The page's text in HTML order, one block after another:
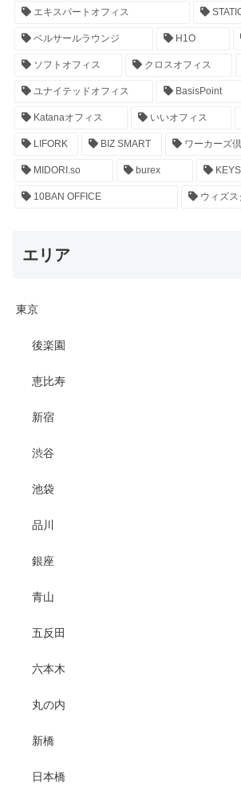
エキスパートオフィス
ベルサールラウンジ H1O
ソフトオフィス クロスオフィス
ユナイテッドオフィス BasisPoint
Katanaオフィス いいオフィス
LIFORK BIZ SMART ワーカーズ
MIDORI.so burex
10BAN OFFICE ウィズス
エリア
東京
後楽園
恵比寿
新宿
渋谷
池袋
品川
銀座
青山
五反田
六本木
丸の内
新橋
日本橋